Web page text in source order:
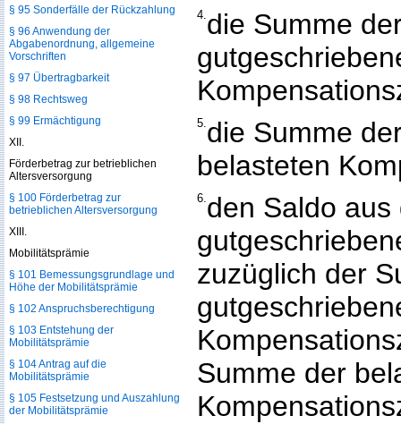
4.die Summe
5.die Summe
belasteten
6.den Saldo
zuzüglich der
Summe der
§ 95 Sonderfälle der Rückzahlung
§ 96 Anwendung der
Abgabenordnung, allgemeine
Vorschriften
§ 97 Übertragbarkeit
§ 98 Rechtsweg
§ 99 Ermächtigung
XII.
Förderbetrag zur betrieblichen
Altersversorgung
§ 100 Förderbetrag zur
betrieblichen Altersversorgung
XIII.
Mobilitätsprämie
§ 101 Bemessungsgrundlage und
Höhe der Mobilitätsprämie
§ 102 Anspruchsberechtigung
§ 103 Entstehung der
Mobilitätsprämie
§ 104 Antrag auf die
Mobilitätsprämie
§ 105 Festsetzung und Auszahlung
der Mobilitätsprämie